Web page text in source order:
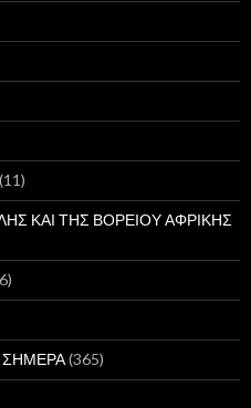
(11)
ΚΑΙ ΤΗΣ ΒΟΡΕΙΟΥ ΑΦΡΙΚΗΣ
ΣΗΜΕΡΑ(365)